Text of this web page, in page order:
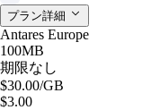
プラン詳細
Antares Europe
100MB
期限なし
$30.00/GB
$3.00